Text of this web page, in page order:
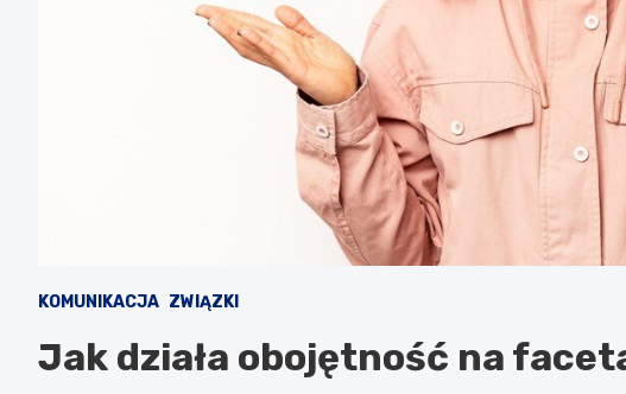
KOMUNIKACJA ZWIĄZKI
Jak działa obojętność na